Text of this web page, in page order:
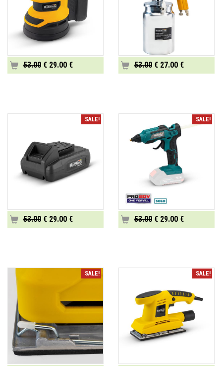
53.00 € 29.00 € 53.00 € 27.00 €
SALE!
53.00 € 29.00 €
SALE!
53.00 € 29.00 €
SALE! SALE!